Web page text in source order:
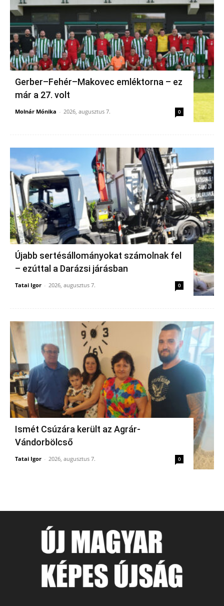
Gerber–Fehér–Makovec emléktorna – ez
már a 27. volt
Molnár Mónika - 2026, augusztus 7. 0
Újabb sertésállományokat számolnak fel
– ezúttal a Darázsi járásban
Tatai Igor - 2026, augusztus 7. 0
Ismét Csúzára került az Agrár-
Vándorbölcső
Tatai Igor - 2026, augusztus 7. 0